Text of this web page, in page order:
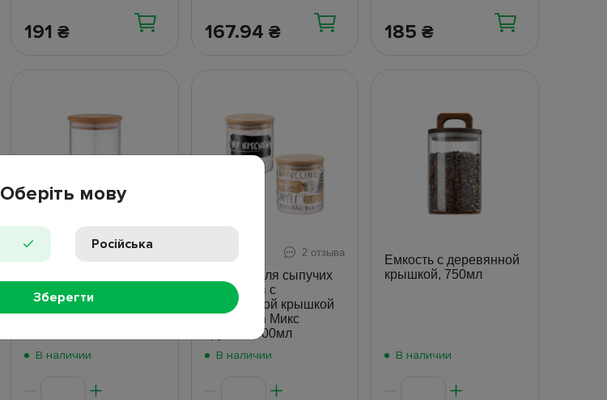
191 ₴ 167.94 ₴ 185₴
1 отзыв
крышкой 1,25л
10,2х10,2х18,7см
В наличии
2 отзыва
Емкость для сыпучих
продуктов с
деревянной крышкой
My kitchen Микс
круглая 600мл
В наличии
Емкость с деревянной
крышкой, 750мл
В наличии
Оберіть мову
Російська
Зберегти